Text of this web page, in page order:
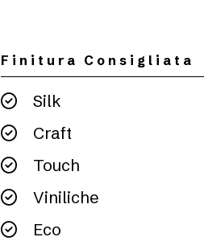
Finitura Consigliata
Silk
Craft
Touch
Viniliche
Eco